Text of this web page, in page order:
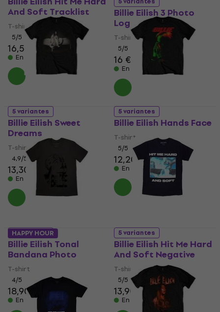
And Soft Tracklist
T-shirt
5/5
16,50 €
En stock
Billie Eilish 3 Photo
Logo
T-shirt
5/5
16 €
En stock
5 variantes
Billie Eilish Sweet
Dreams
T-shirt
4,9/5
13,30 €
En stock
5 variantes
Billie Eilish Hands Face
T-shirt
5/5
12,20 € 12,50 €
En stock
5 variantes
Billie Eilish Tonal
Bandana Photo
T-shirt
4/5
18,90 € 19,30 €
En stock
5 variantes
Billie Eilish Hit Me Hard
And Soft Negative
T-shirt
5/5
13,90 € 14,20 €
En stock
HAPPY HOUR